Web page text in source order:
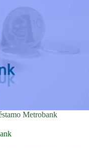
Metrobank